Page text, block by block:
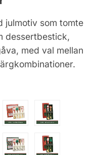
till
263,89 kr
julmotiv som tomte
dessertbestick,
med val mellan